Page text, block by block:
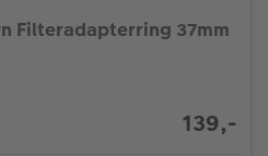
Filteradapterring 37mm
139,-